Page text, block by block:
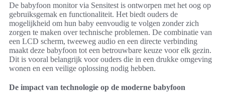
De babyfoon monitor via Sensitest is ontworpen met het oog op
gebruiksgemak en functionaliteit. Het biedt ouders de
mogelijkheid om hun baby eenvoudig te volgen zonder zich
zorgen te maken over technische problemen. De combinatie van
een LCD scherm, tweeweg audio en een directe verbinding
maakt deze babyfoon tot een betrouwbare keuze voor elk gezin.
Dit is vooral belangrijk voor ouders die in een drukke omgeving
wonen en een veilige oplossing nodig hebben.
De impact van technologie op de moderne babyfoon